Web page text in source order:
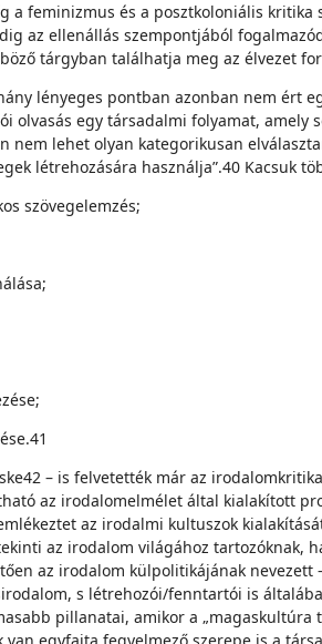
a feminizmus és a posztkoloniális
az ellenállás szempontjából
tárgyban találhatja meg az élvezet
lényeges pontban azonban nem ért
olvasás egy társadalmi folyamat,
nem lehet olyan kategorikusan
létrehozására használja”.40 Kacsuk
szövegelemzés;
– is felvetették már az
az irodalomelmélet által kialakított
az irodalmi kultuszok
az irodalom világához
az irodalom külpolitikájának
s létrehozói/fenntartói is
pillanatai, amikor a